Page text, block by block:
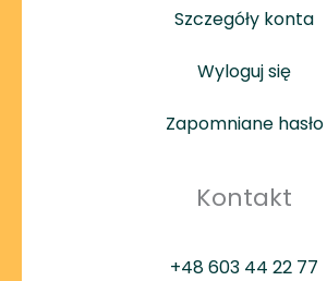
Szczegóły konta
Wyloguj się
Zapomniane hasło
Kontakt
+48 603 44 22 77